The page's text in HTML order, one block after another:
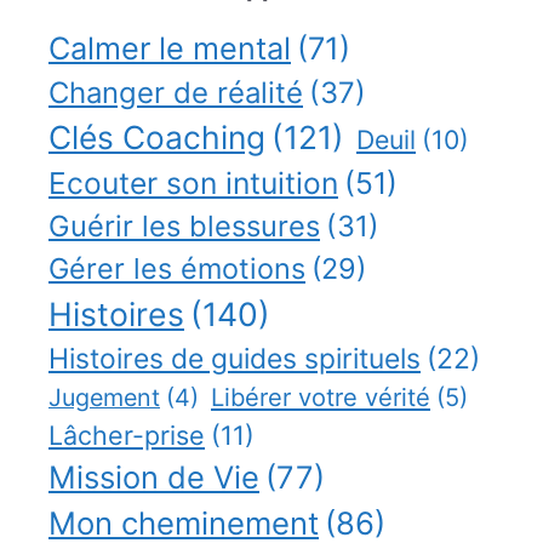
Calmer le mental (71)
Changer de réalité (37)
Clés Coaching (121) Deuil (10)
Ecouter son intuition (51)
Guérir les blessures (31)
Gérer les émotions (29)
Histoires (140)
Histoires de guides spirituels (22)
Jugement (4) Libérer votre vérité (5)
Lâcher-prise (11)
Mission de Vie (77)
Mon cheminement (86)